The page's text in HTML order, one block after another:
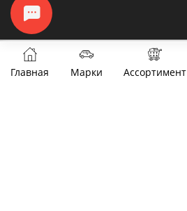
Главная Марки Ассортимент